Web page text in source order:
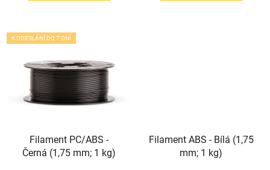
K ODESLÁNÍ DO 7 DNÍ
Filament PC/ABS -
Černá (1,75 mm; 1 kg)
Filament ABS - Bílá (1,75
mm; 1 kg)